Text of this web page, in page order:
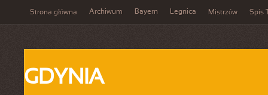
Strona główna Archiwum Bayern Legnica Mistrzów Spis
GDYNIA